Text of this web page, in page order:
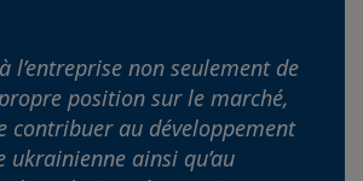
l’entreprise non seulement de
position sur le marché,
contribuer au développement
ukrainienne ainsi qu’au